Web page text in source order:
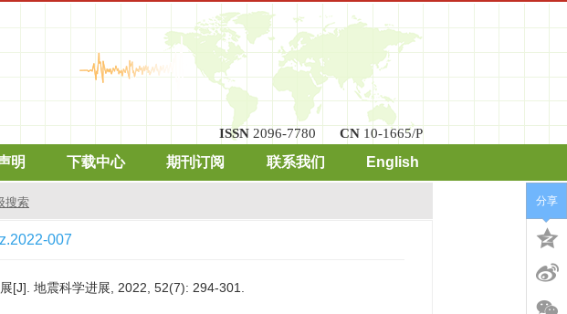
ISSN 2096-7780 CN 10-1665/P
明 下载中心 期刊订阅 联系我们 English
搜索
007
[J]. 地震科学进展, 2022, 52(7): 294-301.
分享